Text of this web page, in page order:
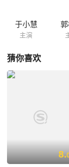
于小慧
主演
猜你喜欢
8.